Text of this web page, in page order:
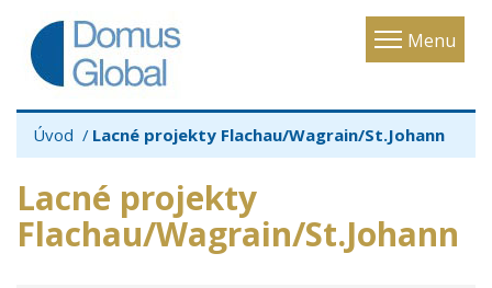
Menu
Toggle
Úvod Lacné projekty Flachau/Wagrain/St.Johann
Lacné projekty
Flachau/Wagrain/St.Johann